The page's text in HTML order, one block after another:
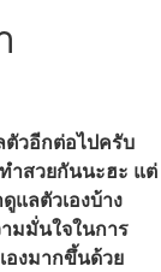
ตัวอีกต่อไปครับ
สวยกันนะฮะ แต่
แลตัวเองบ้าง
มมั่นใจในการ
องมากขึ้นด้วย